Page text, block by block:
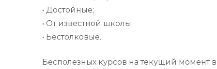
• Достойные;
• От известной школы;
• Бестолковые.
Бесполезных курсов на текущий момент